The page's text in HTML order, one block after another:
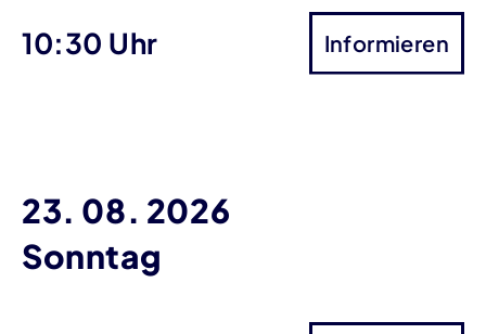
10:30 Uhr Informieren
23. 08. 2026
Sonntag